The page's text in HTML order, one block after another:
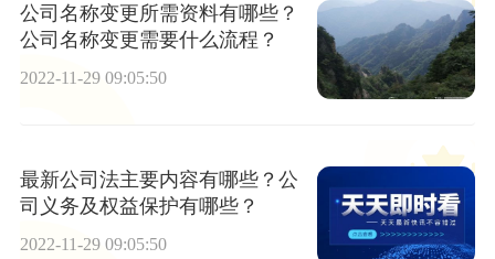
公司名称变更所需资料有哪些？
公司名称变更需要什么流程？
2022-11-29 09:05:50
最新公司法主要内容有哪些？公
司义务及权益保护有哪些？
2022-11-29 09:05:50